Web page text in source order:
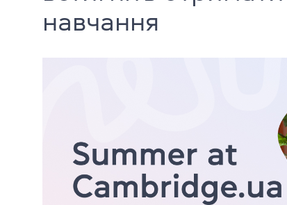
навчання